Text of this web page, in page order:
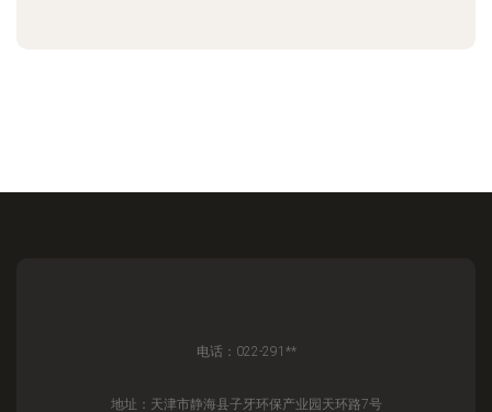
电话：022-291**
地址：天津市静海县子牙环保产业园天环路7号